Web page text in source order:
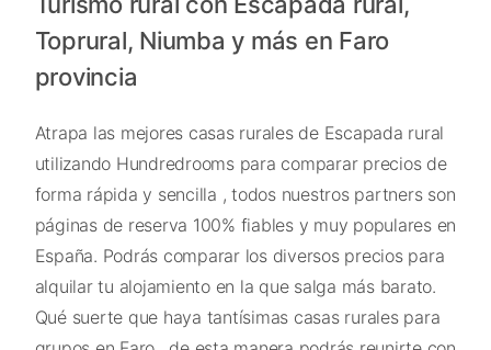
Toprural, Niumba y más en Faro
provincia
Atrapa las mejores casas rurales de Escapada rural
utilizando Hundredrooms para comparar precios de
forma rápida y sencilla , todos nuestros partners son
páginas de reserva 100% fiables y muy populares en
España. Podrás comparar los diversos precios para
alquilar tu alojamiento en la que salga más barato.
Qué suerte que haya tantísimas casas rurales para